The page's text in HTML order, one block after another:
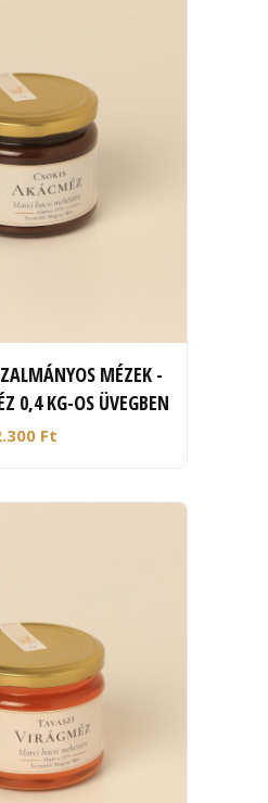
MÉZEK -
0,4 KG-OS ÜVEGBEN
Ft